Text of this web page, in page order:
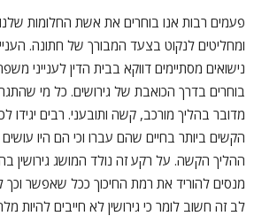
פעמים רבות אנו בוחרים את אשת החלומות
ומחליטים לנקוט בצעד המבורך של חתונה.
נישואים מסתיימים דווקא בבית הדין לענייני
בוחרים בדרך הכואבת של גירושים. כל מי
מדובר בהליך מורכב, קשה ותובעני. רבים יגידו
הקשים ביותר בחיים שהם עברו וכי הם היו
ההליך הקשה. על רקע זה נולד המושג גירושין
מנסים להוריד את רמת החיכוך ככל שאפשר וכך
לב זה חשוב לומר כי גירושין לא חייבים להיות